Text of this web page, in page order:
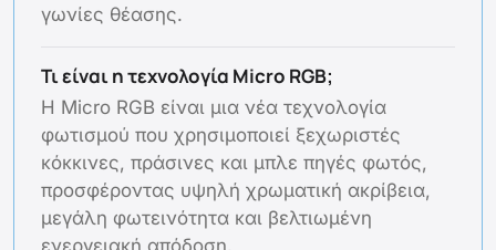
γωνίες θέασης.
Τι είναι η τεχνολογία Micro RGB;
Η Micro RGB είναι μια νέα τεχνολογία
φωτισμού που χρησιμοποιεί ξεχωριστές
κόκκινες, πράσινες και μπλε πηγές φωτός,
προσφέροντας υψηλή χρωματική ακρίβεια,
μεγάλη φωτεινότητα και βελτιωμένη